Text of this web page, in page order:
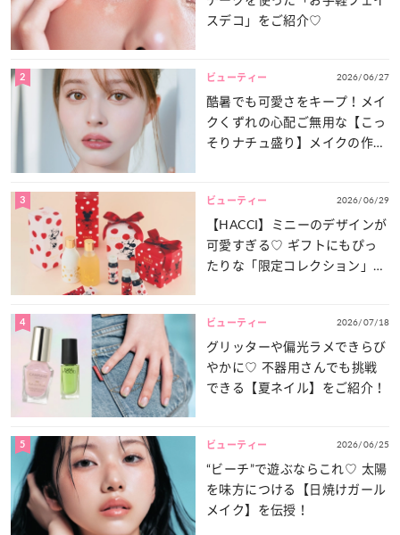
スデコ」をご紹介♡
2 ビューティー 2026/06/27
酷暑でも可愛さをキープ！メイ
クくずれの心配ご無用な【こっ
そりナチュ盛り】メイクの作り
3 ビューティー 2026/06/29
【HACCI】ミニーのデザインが
可愛すぎる♡ ギフトにもぴっ
たりな「限定コレクション」が
4 ビューティー 2026/07/18
グリッターや偏光ラメできらび
やかに♡ 不器用さんでも挑戦
できる【夏ネイル】をご紹介！
5 ビューティー 2026/06/25
“ビーチ”で遊ぶならこれ♡ 太陽
を味方につける【日焼けガール
メイク】を伝授！